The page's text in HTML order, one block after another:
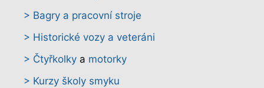
> Bagry a pracovní stroje
> Historické vozy a veteráni
> Čtyřkolky a motorky
> Kurzy školy smyku